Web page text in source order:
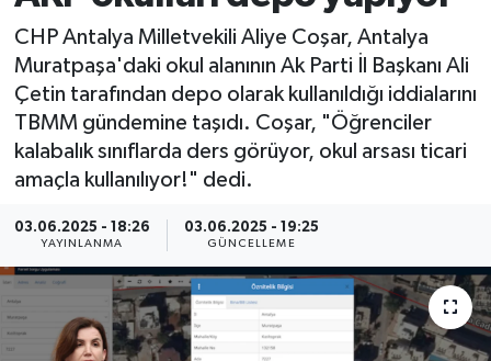
CHP Antalya Milletvekili Aliye Coşar, Antalya
Muratpaşa'daki okul alanının Ak Parti İl Başkanı Ali
Çetin tarafından depo olarak kullanıldığı iddialarını
TBMM gündemine taşıdı. Coşar, "Öğrenciler
kalabalık sınıflarda ders görüyor, okul arsası ticari
amaçla kullanılıyor!" dedi.
03.06.2025 - 18:26
YAYINLANMA
03.06.2025 - 19:25
GÜNCELLEME
Spor
Yaşam
Asayiş
Eğitim
Sağlık
Tüm Manşetler
Son Dakika Haberleri
Haber Arşivi